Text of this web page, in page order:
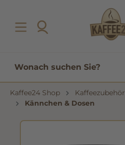
Kaffee24 Shop Kaffeezubehör
Kännchen & Dosen